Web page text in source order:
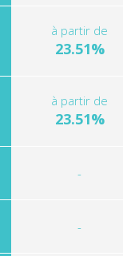
à partir de
23.51%
à partir de
23.51%
-
-